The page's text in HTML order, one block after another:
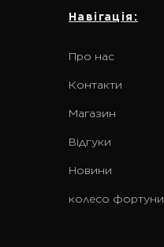
Навігація:
Про нас
Контакти
Магазин
Відгуки
Новини
колесо фортуни